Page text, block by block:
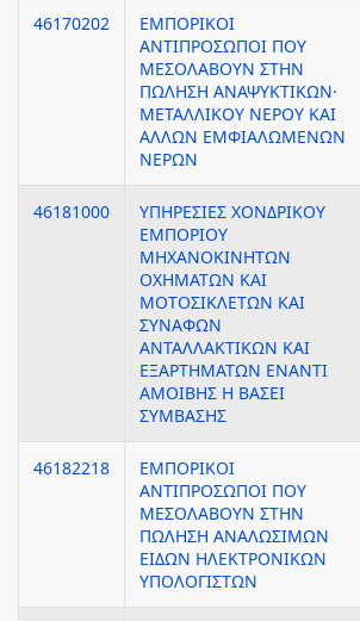
46170202
ΕΜΠΟΡΙΚΟΙ
ΑΝΤΙΠΡΟΣΩΠΟΙ ΠΟΥ
ΜΕΣΟΛΑΒΟΥΝ ΣΤΗΝ
ΠΩΛΗΣΗ ΑΝΑΨΥΚΤΙΚΩΝ·
ΜΕΤΑΛΛΙΚΟΥ ΝΕΡΟΥ ΚΑΙ
ΑΛΛΩΝ ΕΜΦΙΑΛΩΜΕΝΩΝ
ΝΕΡΩΝ
46181000
ΥΠΗΡΕΣΙΕΣ ΧΟΝΔΡΙΚΟΥ
ΕΜΠΟΡΙΟΥ
ΜΗΧΑΝΟΚΙΝΗΤΩΝ
ΟΧΗΜΑΤΩΝ ΚΑΙ
ΜΟΤΟΣΙΚΛΕΤΩΝ ΚΑΙ
ΣΥΝΑΦΩΝ
ΑΝΤΑΛΛΑΚΤΙΚΩΝ ΚΑΙ
ΕΞΑΡΤΗΜΑΤΩΝ ΕΝΑΝΤΙ
ΑΜΟΙΒΗΣ Η ΒΑΣΕΙ
ΣΥΜΒΑΣΗΣ
46182218
ΕΜΠΟΡΙΚΟΙ
ΑΝΤΙΠΡΟΣΩΠΟΙ ΠΟΥ
ΜΕΣΟΛΑΒΟΥΝ ΣΤΗΝ
ΠΩΛΗΣΗ ΑΝΑΛΩΣΙΜΩΝ
ΕΙΔΩΝ ΗΛΕΚΤΡΟΝΙΚΩΝ
ΥΠΟΛΟΓΙΣΤΩΝ